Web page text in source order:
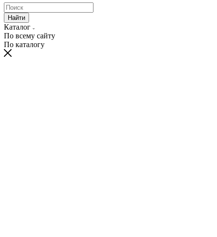
Найти
Каталог
По всему сайту
По каталогу